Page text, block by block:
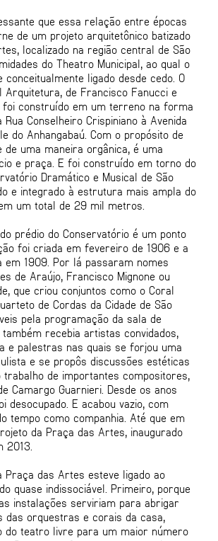
que essa relação entre épocas
de um projeto arquitetônico batizado
localizado na região central de São
do Theatro Municipal, ao qual o
conceitualmente ligado desde cedo. O
Arquitetura, de Francisco Fanucci e
foi construído em um terreno na forma
Rua Conselheiro Crispiniano à Avenida
do Anhangabaú. Com o propósito de
de uma maneira orgânica, é uma
e praça. E foi construído em torno do
Dramático e Musical de São
e integrado à estrutura mais ampla do
um total de 29 mil metros.
prédio do Conservatório é um ponto
foi criada em fevereiro de 1906 e a
em 1909. Por lá passaram nomes
de Araújo, Francisco Mignone ou
que criou conjuntos como o Coral
de Cordas da Cidade de São
pela programação da sala de
recebia artistas convidados,
e palestras nas quais se forjou uma
e se propôs discussões estéticas
trabalho de importantes compositores,
Camargo Guarnieri. Desde os anos
desocupado. E acabou vazio, com
tempo como companhia. Até que em
da Praça das Artes, inaugurado
2013.
Praça das Artes esteve ligado ao
quase indissociável. Primeiro, porque
instalações serviriam para abrigar
das orquestras e corais da casa,
do teatro livre para um maior número